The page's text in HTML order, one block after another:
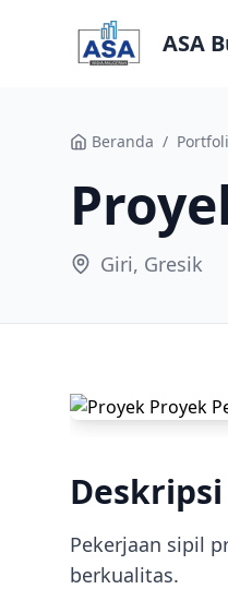
ASA
Beranda /
Giri, Gresik
Pekerjaan sipil
berkualitas.